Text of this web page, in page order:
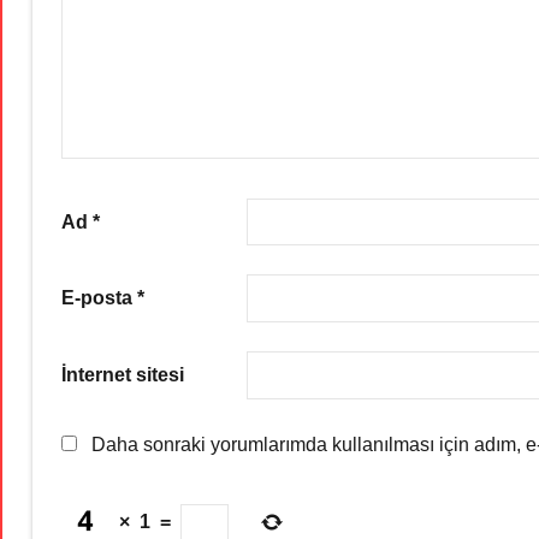
Ad *
E-posta *
İnternet sitesi
Daha sonraki yorumlarımda kullanılması için
× 1 =